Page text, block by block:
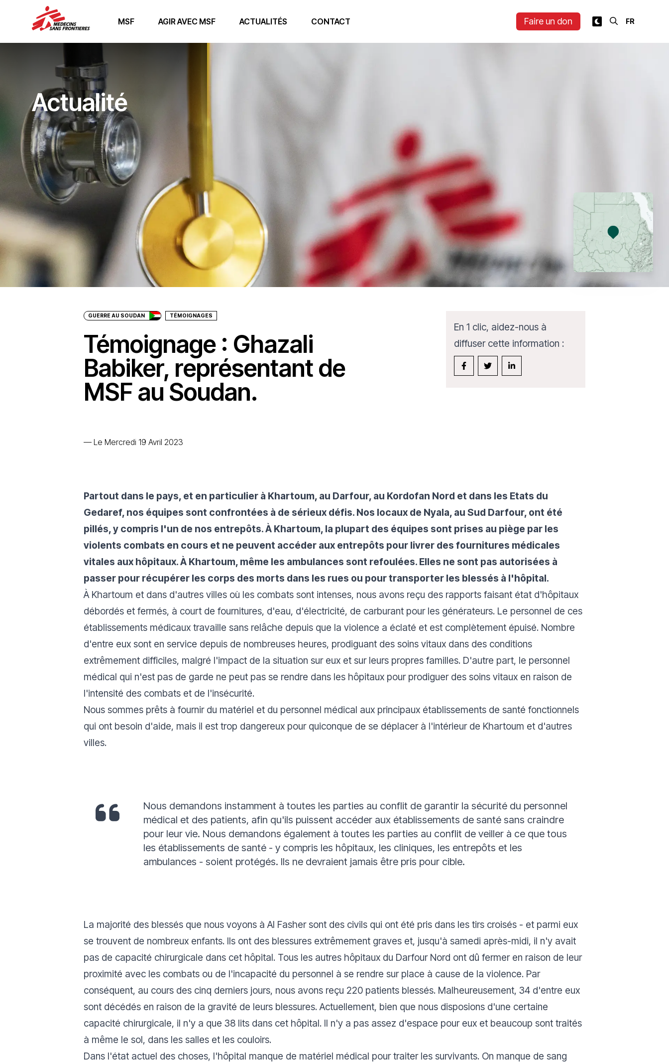
MSF AGIR AVEC MSF ACTUALITÉS CONTACT Faire un don
Actualité
GUERRE AU SOUDAN TÉMOIGNAGES
Témoignage : Ghazali
Babiker, représentant de
MSF au Soudan.
— Le Mercredi 19 Avril 2023
En 1 clic, aidez-nous à
diffuser cette information :
Partout dans le pays, et en particulier à Khartoum, au Darfour, au Kordofan Nord et dans les Etats du
Gedaref, nos équipes sont confrontées à de sérieux défis. Nos locaux de Nyala, au Sud Darfour, ont été
pillés, y compris l'un de nos entrepôts. À Khartoum, la plupart des équipes sont prises au piège par les
violents combats en cours et ne peuvent accéder aux entrepôts pour livrer des fournitures médicales
vitales aux hôpitaux. À Khartoum, même les ambulances sont refoulées. Elles ne sont pas autorisées à
passer pour récupérer les corps des morts dans les rues ou pour transporter les blessés à l'hôpital.
À Khartoum et dans d'autres villes où les combats sont intenses, nous avons reçu des rapports faisant état d'hôpitaux
débordés et fermés, à court de fournitures, d'eau, d'électricité, de carburant pour les générateurs. Le personnel de ces
établissements médicaux travaille sans relâche depuis que la violence a éclaté et est complètement épuisé. Nombre
d'entre eux sont en service depuis de nombreuses heures, prodiguant des soins vitaux dans des conditions
extrêmement difficiles, malgré l'impact de la situation sur eux et sur leurs propres familles. D'autre part, le personnel
médical qui n'est pas de garde ne peut pas se rendre dans les hôpitaux pour prodiguer des soins vitaux en raison de
l'intensité des combats et de l'insécurité.
Nous sommes prêts à fournir du matériel et du personnel médical aux principaux établissements de santé fonctionnels
qui ont besoin d'aide, mais il est trop dangereux pour quiconque de se déplacer à l'intérieur de Khartoum et d'autres
villes.
Nous demandons instamment à toutes les parties au conflit de garantir la sécurité du personnel
médical et des patients, afin qu'ils puissent accéder aux établissements de santé sans craindre
pour leur vie. Nous demandons également à toutes les parties au conflit de veiller à ce que tous
les établissements de santé - y compris les hôpitaux, les cliniques, les entrepôts et les
ambulances - soient protégés. Ils ne devraient jamais être pris pour cible.
La majorité des blessés que nous voyons à Al Fasher sont des civils qui ont été pris dans les tirs croisés - et parmi eux
se trouvent de nombreux enfants. Ils ont des blessures extrêmement graves et, jusqu'à samedi après-midi, il n'y avait
pas de capacité chirurgicale dans cet hôpital. Tous les autres hôpitaux du Darfour Nord ont dû fermer en raison de leur
proximité avec les combats ou de l'incapacité du personnel à se rendre sur place à cause de la violence. Par
conséquent, au cours des cinq derniers jours, nous avons reçu 220 patients blessés. Malheureusement, 34 d'entre eux
sont décédés en raison de la gravité de leurs blessures. Actuellement, bien que nous disposions d'une certaine
capacité chirurgicale, il n'y a que 38 lits dans cet hôpital. Il n'y a pas assez d'espace pour eux et beaucoup sont traités
à même le sol, dans les salles et les couloirs.
Dans l'état actuel des choses, l'hôpital manque de matériel médical pour traiter les survivants. On manque de sang